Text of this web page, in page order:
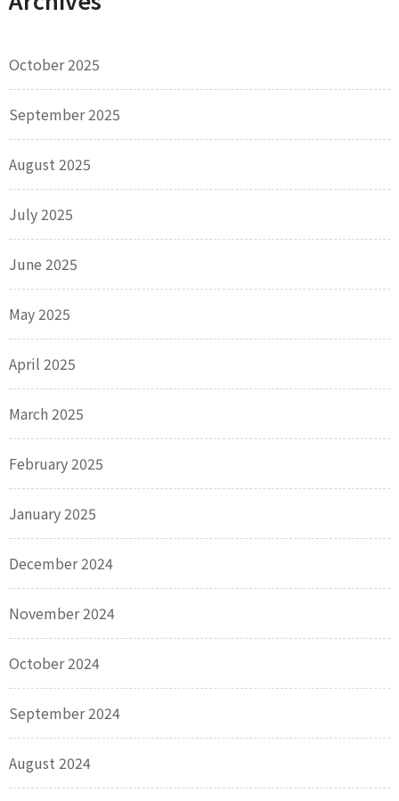
October 2025
September 2025
August 2025
July 2025
June 2025
May 2025
April 2025
March 2025
February 2025
January 2025
December 2024
November 2024
October 2024
September 2024
August 2024